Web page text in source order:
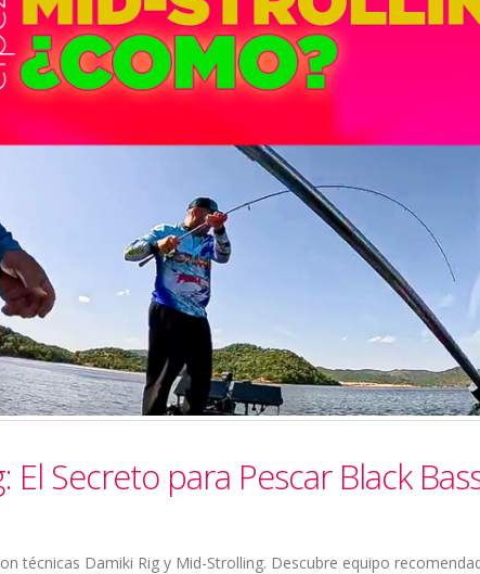
Secreto para Pescar Black
técnicas Damiki Rig y Mid-Strolling. Descubre equipo